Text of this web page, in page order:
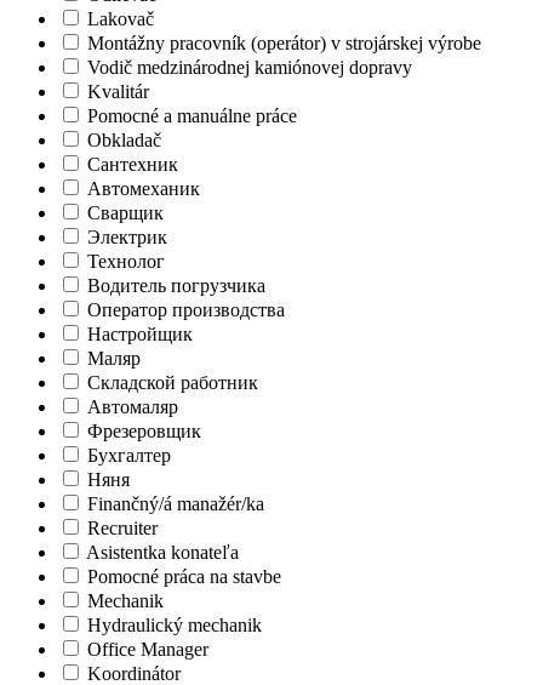
Lakovač
Montážny pracovník (operátor) v strojárskej výrobe
Vodič medzinárodnej kamiónovej dopravy
Kvalitár
Pomocné a manuálne práce
Obkladač
Сантехник
Автомеханик
Сварщик
Электрик
Технолог
Водитель погрузчика
Оператор производства
Настройщик
Маляр
Складской работник
Автомаляр
Фрезеровщик
Бухгалтер
Няня
Finančný/á manažér/ka
Recruiter
Asistentka konateľa
Pomocné práca na stavbe
Mechanik
Hydraulický mechanik
Office Manager
Koordinátor